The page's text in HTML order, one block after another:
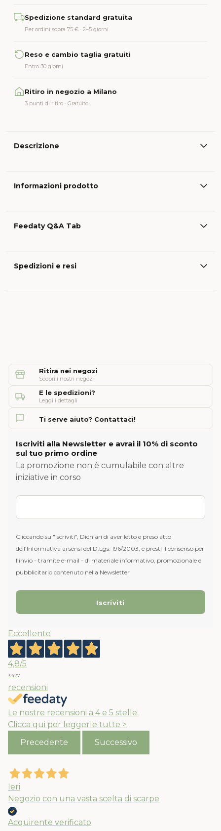
Spedizione standard gratuita
Per ordini sopra 75 € · 2–5 giorni
Reso e cambio taglia gratuiti
Entro 30 giorni
Ritiro in negozio a Milano
3 punti di ritiro · Gratuito
Descrizione
Informazioni prodotto
Feedaty Q&A Tab
Spedizioni e resi
Ritira nei negozi
Scopri i nostri negozi
E le spedizioni?
Leggi i dettagli
Ti serve aiuto? Contattaci!
Iscriviti alla Newsletter e avrai il 10% di sconto
sul tuo primo ordine
La promozione non è cumulabile con altre
iniziative in corso
Cliccando su "Iscriviti", Dichiari di aver letto e preso atto
dell’Informativa ai sensi del D.Lgs. 196/2003, e presti il consenso per
l’invio - tramite e-mail - di materiale informativo, promozionale e
pubblicitario contenuto nella Newsletter
Eccellente
4,8/5
3.427
recensioni
Le nostre recensioni a 4 e 5 stelle.
Clicca qui per leggerle tutte >
Precedente
Successivo
Ieri
Negozio con una vasta scelta di scarpe
Acquirente verificato